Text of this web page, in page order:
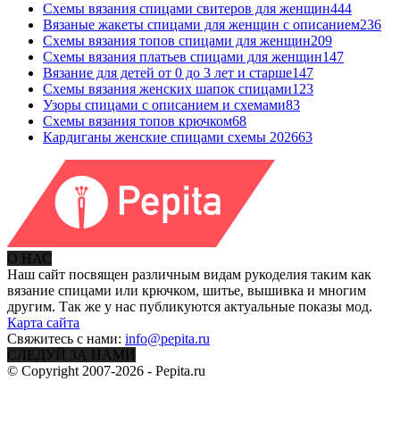
Схемы вязания спицами свитеров для женщин444
Вязаные жакеты спицами для женщин с описанием236
Схемы вязания топов спицами для женщин209
Схемы вязания платьев спицами для женщин147
Вязание для детей от 0 до 3 лет и старше147
Схемы вязания женских шапок спицами123
Узоры спицами с описанием и схемами83
Схемы вязания топов крючком68
Кардиганы женские спицами схемы 202663
О НАС
Наш сайт посвящен различным видам рукоделия таким как
вязание спицами или крючком, шитье, вышивка и многим
другим. Так же у нас публикуются актуальные показы мод.
Карта сайта
Свяжитесь с нами: info@pepita.ru
СЛЕДУЙ ЗА НАМИ
© Copyright 2007-2026 - Pepita.ru